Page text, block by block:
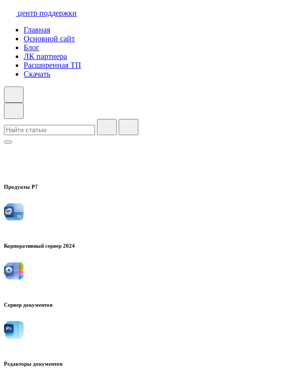
центр поддержки
Главная
Основной сайт
Блог
ЛК партнера
Расширенная ТП
Скачать
Продукты Р7
Корпоративный сервер 2024
Сервер документов
Редакторы документов